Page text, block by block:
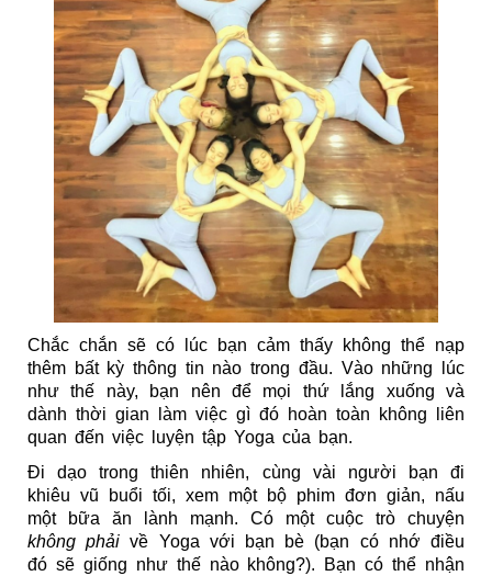
Chắc chắn sẽ có lúc bạn cảm thấy không thể nạp
thêm bất kỳ thông tin nào trong đầu. Vào những lúc
như thế này, bạn nên để mọi thứ lắng xuống và
dành thời gian làm việc gì đó hoàn toàn không liên
quan đến việc luyện tập Yoga của bạn.
Đi dạo trong thiên nhiên, cùng vài người bạn đi
khiêu vũ buổi tối, xem một bộ phim đơn giản, nấu
không phải về Yoga với bạn bè (bạn có nhớ điều
đó sẽ giống như thế nào không?). Bạn có thể nhận